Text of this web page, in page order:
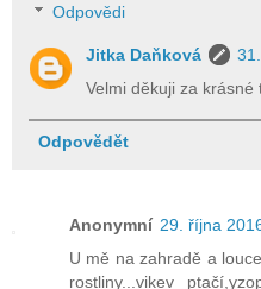
Odpovědi
Jitka Daňková
Velmi děkuji za
Odpovědět
Anonymní 29. října
U mě na zahradě a
rostliny...vikev